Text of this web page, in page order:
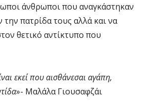
άνθρωποι που αναγκάστηκαν
την πατρίδα τους αλλά και να
θετικό αντίκτυπο που
εκεί που αισθάνεσαι αγάπη,
»- Μαλάλα Γιουσαφζάι